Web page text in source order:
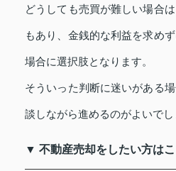
どうしても売買が難しい場合
もあり、金銭的な利益を求め
場合に選択肢となります。
そういった判断に迷いがある
談しながら進めるのがよいでし
▼ 不動産売却をしたい方は